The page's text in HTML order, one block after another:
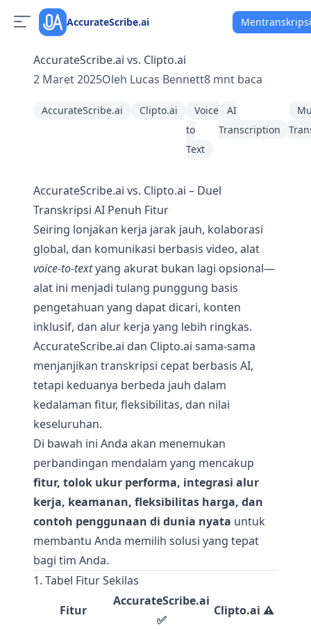
AccurateScribe.ai
AccurateScribe.ai vs. Clipto.ai
2 Maret 2025Oleh Lucas Bennett8 mnt baca
AccurateScribe.ai Clipto.ai
Voice
to
Text
AI
Transcription
AccurateScribe.ai vs. Clipto.ai – Duel
Transkripsi AI Penuh Fitur
Seiring lonjakan kerja jarak jauh, kolaborasi
global, dan komunikasi berbasis video, alat
voice-to-textyang akurat bukan lagi opsional—
alat ini menjadi tulang punggung basis
pengetahuan yang dapat dicari, konten
inklusif, dan alur kerja yang lebih ringkas.
AccurateScribe.ai dan Clipto.ai sama-sama
menjanjikan transkripsi cepat berbasis AI,
tetapi keduanya berbeda jauh dalam
kedalaman fitur, fleksibilitas, dan nilai
keseluruhan.
Di bawah ini Anda akan menemukan
perbandingan mendalam yang mencakup
fitur, tolok ukur performa, integrasi alur
kerja, keamanan, fleksibilitas harga, dan
contoh penggunaan di dunia nyata untuk
membantu Anda memilih solusi yang tepat
bagi tim Anda.
1. Tabel Fitur Sekilas
Fitur
AccurateScribe.ai
✅
Clipto.ai ⚠️